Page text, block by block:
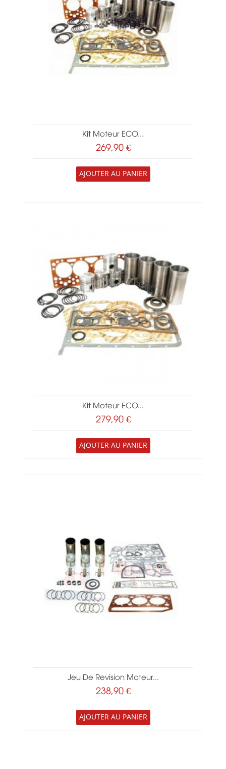
Kit Moteur ECO...
269,90 €
AJOUTER AU PANIER
Kit Moteur ECO...
279,90 €
AJOUTER AU PANIER
Jeu De Revision Moteur...
238,90 €
AJOUTER AU PANIER